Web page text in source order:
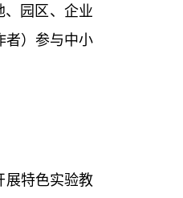
园区、企业
者）参与中小
特色实验教